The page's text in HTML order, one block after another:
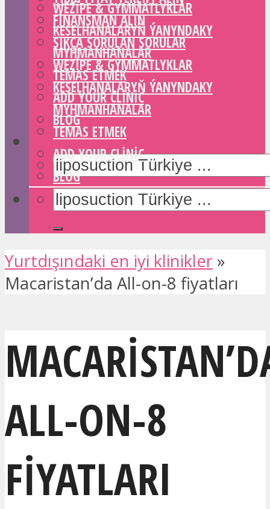
WEZIPE & GYMMATLYKLAR
KESELHANALARYŇ ÝANYNDAKY
MYHMANHANALAR
TEMAS ETMEK
ADD YOUR CLINIC
BLOG
FINANSMAN ALIN
SIKÇA SORULAN SORULAR
WEZIPE & GYMMATLYKLAR
KESELHANALARYŇ ÝANYNDAKY
MYHMANHANALAR
TEMAS ETMEK
ADD YOUR CLINIC
BLOG
Yurtdışındaki en iyi klinikler »
Macaristan’da All-on-8 fiyatları
ALL-ON-8
FIYATLARI